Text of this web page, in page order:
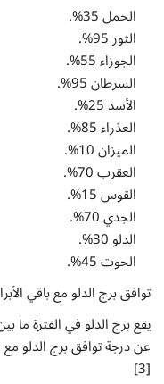
الحمل 35%.
الثور 95%.
الجوزاء 55%.
السرطان 95%.
الأسد 25%.
العذراء 85%.
الميزان 10%.
العقرب 70%.
القوس 15%.
الجدي 70%.
الدلو 30%.
الحوت 45%.
توافق برج الدلو مع باقي
عن درجة توافق برج الدلو مع
[3]